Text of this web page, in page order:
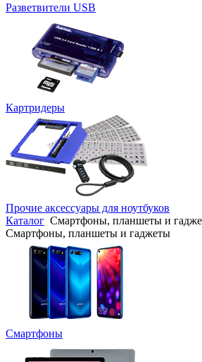
Разветвители USB
Картридеры
Прочие аксессуары для ноутбуков
Каталог Смартфоны, планшеты и
Смартфоны, планшеты и гаджеты
Смартфоны